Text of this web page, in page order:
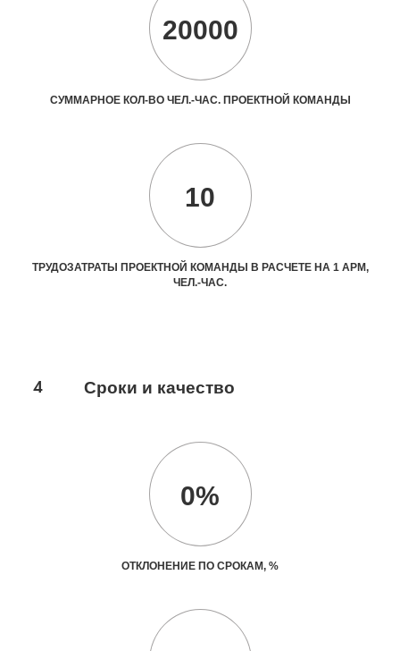
20000
СУММАРНОЕ КОЛ-ВО ЧЕЛ.-ЧАС. ПРОЕКТНОЙ КОМАНДЫ
10
ТРУДОЗАТРАТЫ ПРОЕКТНОЙ КОМАНДЫ В РАСЧЕТЕ НА 1 АРМ,
ЧЕЛ.-ЧАС.
4 Сроки и качество
0%
ОТКЛОНЕНИЕ ПО СРОКАМ, %